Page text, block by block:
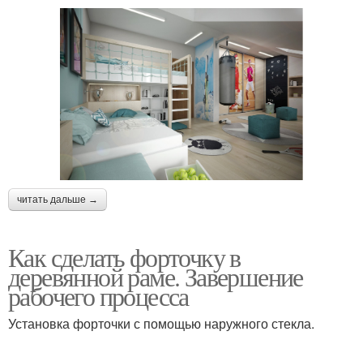
читать дальше →
Как сделать форточку в
деревянной раме. Завершение
рабочего процесса
Установка форточки с помощью наружного стекла.